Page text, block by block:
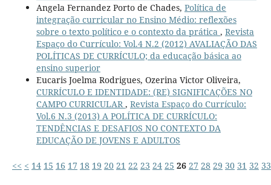
Angela Fernandez Porto de Chades, Política de
integração curricular no Ensino Médio: reflexões
sobre o texto político e o contexto da prática , Revista
Espaço do Currículo: Vol.4 N.2 (2012) AVALIAÇÃO DAS
POLÍTICAS DE CURRÍCULO; da educação básica ao
ensino superior
Eucaris Joelma Rodrigues, Ozerina Victor Oliveira,
CURRÍCULO E IDENTIDADE: (RE) SIGNIFICAÇÕES NO
CAMPO CURRICULAR, Revista Espaço do Currículo:
Vol.6 N.3 (2013) A POLÍTICA DE CURRÍCULO:
TENDÊNCIAS E DESAFIOS NO CONTEXTO DA
EDUCAÇÃO DE JOVENS E ADULTOS
<< < 14 15 16 17 18 19 20 21 22 23 24 25 26 27 28 29 30 31 32 33